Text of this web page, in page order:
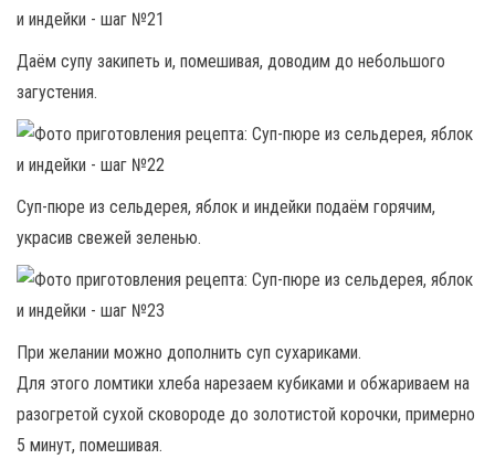
Даём супу закипеть и, помешивая, доводим до небольшого
загустения.
Суп-пюре из сельдерея, яблок и индейки подаём горячим,
украсив свежей зеленью.
При желании можно дополнить суп сухариками.
Для этого ломтики хлеба нарезаем кубиками и обжариваем на
разогретой сухой сковороде до золотистой корочки, примерно
5 минут, помешивая.